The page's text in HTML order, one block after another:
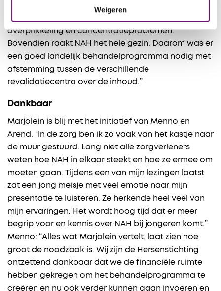
Weigeren
gedacht. Dat blijkt absoluut niet zo te zijn. We zien
overprikkeling en concentratieproblemen.
Bovendien raakt NAH het hele gezin. Daarom was er
een goed landelijk behandelprogramma nodig met
afstemming tussen de verschillende
revalidatiecentra over de inhoud.”
Dankbaar
Marjolein is blij met het initiatief van Menno en
Arend. “In de zorg ben ik zo vaak van het kastje naar
de muur gestuurd. Lang niet alle zorgverleners
weten hoe NAH in elkaar steekt en hoe ze ermee om
moeten gaan. Tijdens een van mijn lezingen laatst
zat een jong meisje met veel emotie naar mijn
presentatie te luisteren. Ze herkende heel veel van
mijn ervaringen. Het wordt hoog tijd dat er meer
begrip voor en kennis over NAH bij jongeren komt.”
Menno: “Alles wat Marjolein vertelt, laat zien hoe
groot de noodzaak is. Wij zijn de Hersenstichting
ontzettend dankbaar dat we de financiële ruimte
hebben gekregen om het behandelprogramma te
creëren en nu ook verder kunnen gaan invoeren en